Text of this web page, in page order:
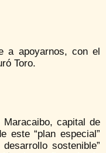
a apoyarnos, con el
Toro.
capital de
este “plan especial”
sostenible”